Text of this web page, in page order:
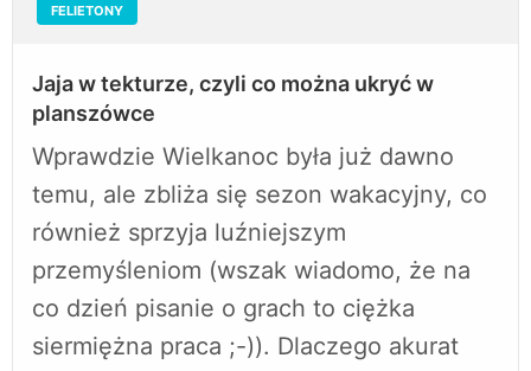
FELIETONY
Jaja w tekturze, czyli co można ukryć w
planszówce
Wprawdzie Wielkanoc była już dawno
temu, ale zbliża się sezon wakacyjny, co
również sprzyja luźniejszym
przemyśleniom (wszak wiadomo, że na
co dzień pisanie o grach to ciężka
siermiężna praca ;-)). Dlaczego akurat